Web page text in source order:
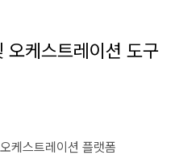
오케스트레이션 도구
케스트레이션 플랫폼